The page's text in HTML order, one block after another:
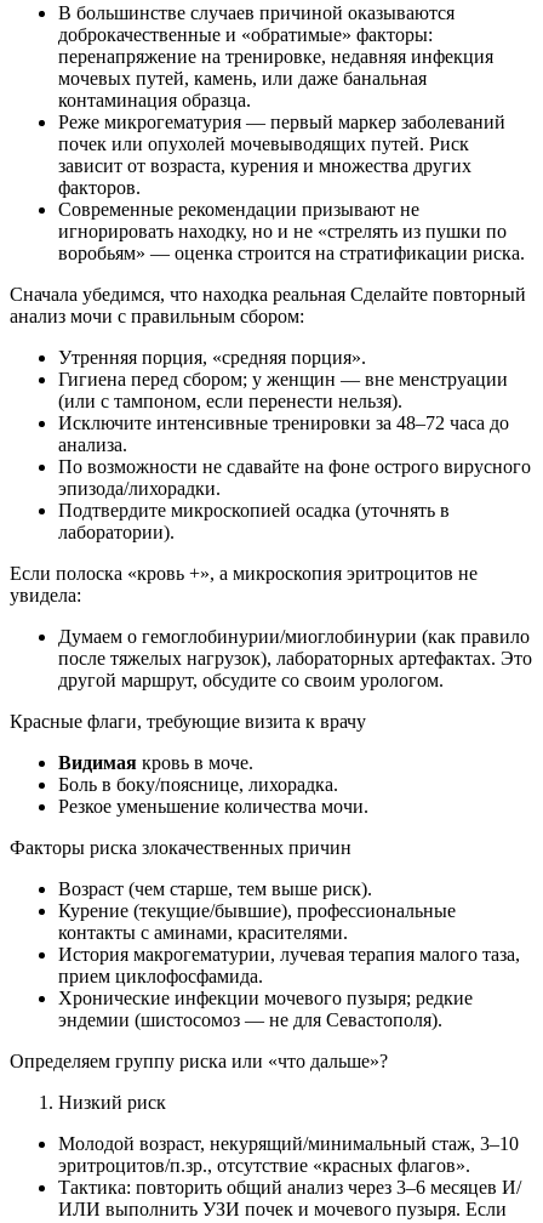
В большинстве случаев причиной оказываются
доброкачественные и «обратимые» факторы:
перенапряжение на тренировке, недавняя инфекция
мочевых путей, камень, или даже банальная
контаминация образца.
Реже микрогематурия — первый маркер заболеваний
почек или опухолей мочевыводящих путей. Риск
зависит от возраста, курения и множества других
факторов.
Современные рекомендации призывают не
игнорировать находку, но и не «стрелять из пушки по
воробьям» — оценка строится на стратификации риска.
Сначала убедимся, что находка реальная Сделайте повторный
анализ мочи с правильным сбором:
Утренняя порция, «средняя порция».
Гигиена перед сбором; у женщин — вне менструации
(или с тампоном, если перенести нельзя).
Исключите интенсивные тренировки за 48–72 часа до
анализа.
По возможности не сдавайте на фоне острого вирусного
эпизода/лихорадки.
Подтвердите микроскопией осадка (уточнять в
лаборатории).
Если полоска «кровь +», а микроскопия эритроцитов не
увидела:
Думаем о гемоглобинурии/миоглобинурии (как правило
после тяжелых нагрузок), лабораторных артефактах. Это
другой маршрут, обсудите со своим урологом.
Красные флаги, требующие визита к врачу
Видимая кровь в моче.
Боль в боку/пояснице, лихорадка.
Резкое уменьшение количества мочи.
Факторы риска злокачественных причин
Возраст (чем старше, тем выше риск).
Курение (текущие/бывшие), профессиональные
контакты с аминами, красителями.
История макрогематурии, лучевая терапия малого таза,
прием циклофосфамида.
Хронические инфекции мочевого пузыря; редкие
эндемии (шистосомоз — не для Севастополя).
Определяем группу риска или «что дальше»?
Низкий риск
Молодой возраст, некурящий/минимальный стаж, 3–10
эритроцитов/п.зр., отсутствие «красных флагов».
Тактика: повторить общий анализ через 3–6 месяцев И/
ИЛИ выполнить УЗИ почек и мочевого пузыря. Если